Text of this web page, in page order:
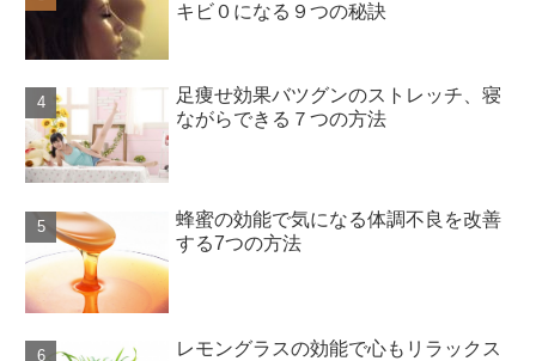
キビ０になる９つの秘訣
足痩せ効果バツグンのストレッチ、寝
ながらできる７つの方法
蜂蜜の効能で気になる体調不良を改善
する7つの方法
レモングラスの効能で心もリラックス